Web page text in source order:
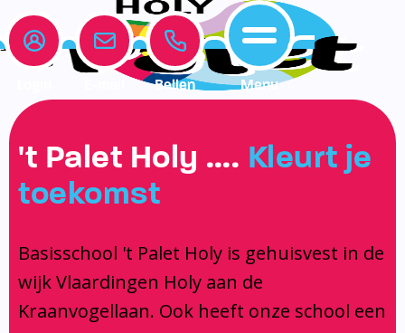
Home
Onze school
Onze school
Medezeggenschapsraad
Het Team
Ouderraad
Leerlingenzorg
Interne begeleiding
Onderwijs dat past
Logopedie
Actueel
Actueel
Vakanties en vrije dagen
Social Schools App
BSO / PSZ
Bellen Menu
't Palet Holy …. Kleurt je
toekomst
Basisschool 't Palet Holy is gehuisvest in de
wijk Vlaardingen Holy aan de
Kraanvogellaan. Ook heeft onze school een